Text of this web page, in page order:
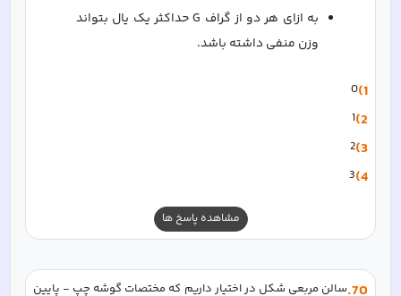
وزن منفی داشته باشد.
1)
0
2)
1
3)
2
4)
3
مشاهده پاسخ ها
70
.